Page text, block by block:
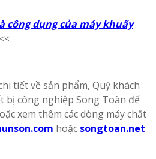
công dụng của máy khuấy
tiết về sản phẩm, Quý khách
bị công nghiệp Song Toàn để
xem thêm các dòng máy chất
hoặc songtoan.net